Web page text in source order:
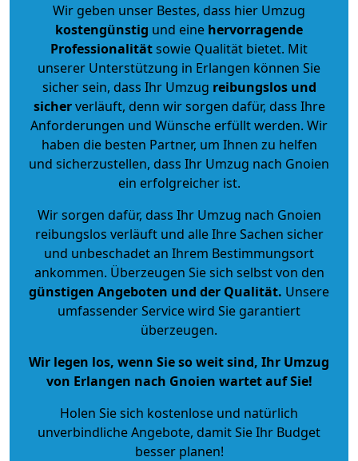
Wir geben unser Bestes, dass hier Umzug
kostengünstig und eine hervorragende
Professionalitätsowie Qualität bietet. Mit
unserer Unterstützung in Erlangen können Sie
sicher sein, dass Ihr Umzug reibungslos und
sicherverläuft, denn wir sorgen dafür, dass Ihre
Anforderungen und Wünsche erfüllt werden. Wir
haben die besten Partner, um Ihnen zu helfen
und sicherzustellen, dass Ihr Umzug nach Gnoien
ein erfolgreicher ist.
Wir sorgen dafür, dass Ihr Umzug nach Gnoien
reibungslos verläuft und alle Ihre Sachen sicher
und unbeschadet an Ihrem Bestimmungsort
ankommen. Überzeugen Sie sich selbst von den
günstigen Angeboten und der Qualität. Unsere
umfassender Service wird Sie garantiert
überzeugen.
Wir legen los, wenn Sie so weit sind, Ihr Umzug
von Erlangen nach Gnoien wartet auf Sie!
Holen Sie sich kostenlose und natürlich
unverbindliche Angebote, damit Sie Ihr Budget
besser planen!